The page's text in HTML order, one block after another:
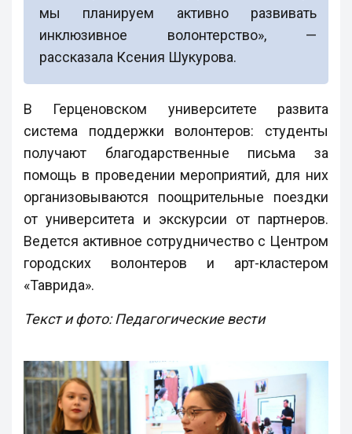
мы планируем активно развивать
инклюзивное волонтерство», —
рассказала Ксения Шукурова.
В Герценовском университете развита
система поддержки волонтеров: студенты
получают благодарственные письма за
помощь в проведении мероприятий, для них
организовываются поощрительные поездки
от университета и экскурсии от партнеров.
Ведется активное сотрудничество с Центром
городских волонтеров и арт-кластером
«Таврида».
Текст и фото: Педагогические вести